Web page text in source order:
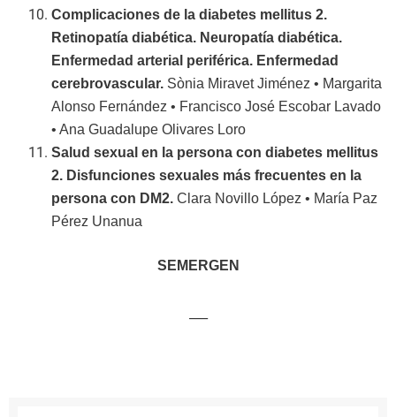
Complicaciones de la diabetes mellitus 2.
Retinopatía diabética. Neuropatía diabética.
Enfermedad arterial periférica. Enfermedad
cerebrovascular. Sònia Miravet Jiménez • Margarita
Alonso Fernández • Francisco José Escobar Lavado
• Ana Guadalupe Olivares Loro
Salud sexual en la persona con diabetes mellitus
2. Disfunciones sexuales más frecuentes en la
persona con DM2. Clara Novillo López • María Paz
Pérez Unanua
SEMERGEN